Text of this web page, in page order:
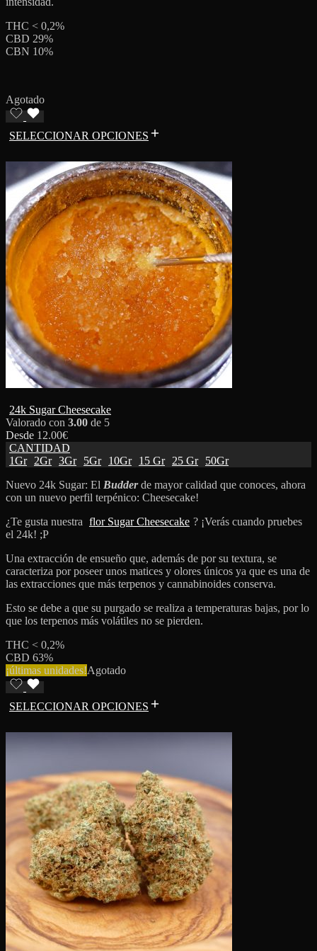
THC < 0,2%
CBD 29%
CBN 10%
Agotado
SELECCIONAR OPCIONES
24k Sugar Cheesecake
Valorado con 3.00 de 5
Desde 12.00€
CANTIDAD
1Gr
2Gr 3Gr 5Gr 10Gr 15 Gr 25 Gr
50Gr
Nuevo 24k Sugar: El Budderde mayor calidad que conoces, ahora
con un nuevo perfil terpénico: Cheesecake!
¿Te gusta nuestra flor Sugar Cheesecake ? ¡Verás cuando pruebes
el 24k! ;P
Una extracción de ensueño que, además de por su textura, se
caracteriza por poseer unos matices y olores únicos ya que es una de
las extracciones que más terpenos y cannabinoides conserva.
Esto se debe a que su purgado se realiza a temperaturas bajas, por lo
que los terpenos más volátiles no se pierden.
THC < 0,2%
CBD 63%
¡últimas unidades!Agotado
SELECCIONAR OPCIONES